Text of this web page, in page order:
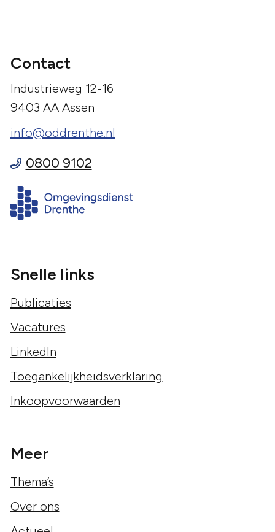
Contact
Industrieweg 12-16
9403 AA Assen
info@oddrenthe.nl
0800 9102
Snelle links
Publicaties
Vacatures
LinkedIn
Toegankelijkheidsverklaring
Inkoopvoorwaarden
Meer
Thema’s
Over ons